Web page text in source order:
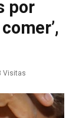
por
Visitas